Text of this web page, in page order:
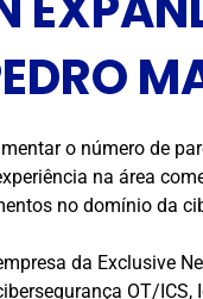
o número de
na área
no domínio da
da Exclusive
OT/